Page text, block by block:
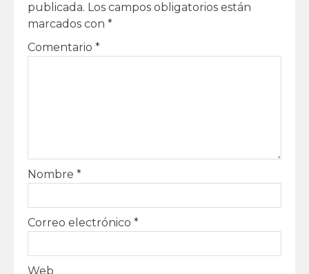
publicada. Los campos obligatorios están
marcados con *
Comentario *
Nombre *
Correo electrónico *
Web